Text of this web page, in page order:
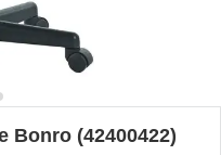
Bonro (42400422)